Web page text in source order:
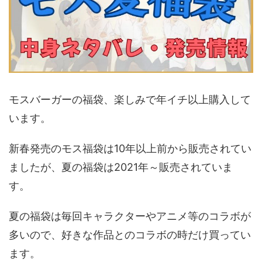
モスバーガーの福袋、楽しみで年イチ以上購入して
います。
新春発売のモス福袋は10年以上前から販売されてい
ましたが、夏の福袋は2021年～販売されていま
す。
夏の福袋は毎回キャラクターやアニメ等のコラボが
多いので、好きな作品とのコラボの時だけ買ってい
ます。